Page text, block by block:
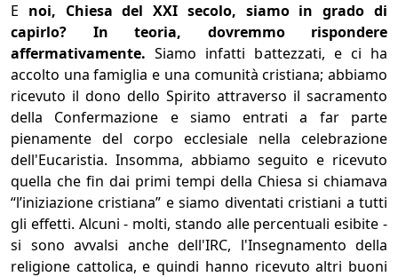
E noi, Chiesa del XXI secolo, siamo in grado di
capirlo? In teoria, dovremmo rispondere
affermativamente. Siamo infatti battezzati, e ci ha
accolto una famiglia e una comunità cristiana; abbiamo
ricevuto il dono dello Spirito attraverso il sacramento
della Confermazione e siamo entrati a far parte
pienamente del corpo ecclesiale nella celebrazione
dell'Eucaristia. Insomma, abbiamo seguito e ricevuto
quella che fin dai primi tempi della Chiesa si chiamava
“l’iniziazione cristiana” e siamo diventati cristiani a tutti
gli effetti. Alcuni - molti, stando alle percentuali esibite -
si sono avvalsi anche dell'IRC, l'Insegnamento della
religione cattolica, e quindi hanno ricevuto altri buoni